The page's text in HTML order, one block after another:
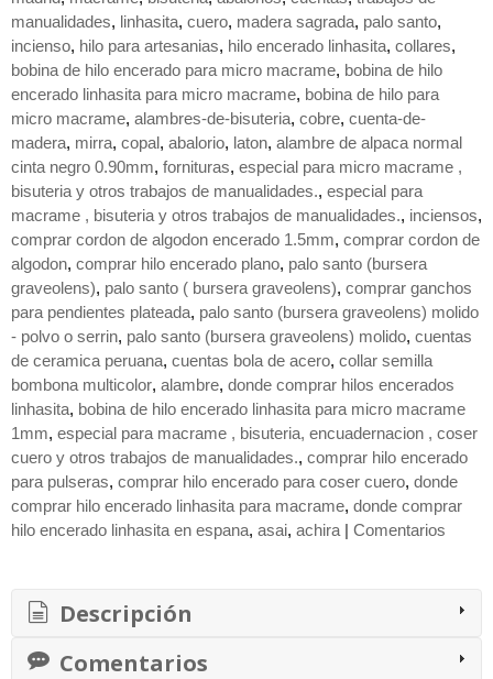
manualidades linhasita cuero madera sagrada palo santo
incienso hilo para artesanias hilo encerado linhasita collares
bobina de hilo encerado para micro macrame bobina de hilo
encerado linhasita para micro macrame bobina de hilo para
micro macrame alambres-de-bisuteria cobre cuenta-de-
madera mirra copal abalorio laton alambre de alpaca normal
cinta negro 0.90mm fornituras especial para micro macrame ,
bisuteria y otros trabajos de manualidades. especial para
macrame , bisuteria y otros trabajos de manualidades. inciensos
comprar cordon de algodon encerado 1.5mm comprar cordon de
algodon comprar hilo encerado plano palo santo (bursera
graveolens) palo santo ( bursera graveolens) comprar ganchos
para pendientes plateada ​palo santo (bursera graveolens) molido
- polvo o serrin
​palo santo (bursera graveolens) molido cuentas
de ceramica peruana cuentas bola de acero collar semilla
bombona multicolor alambre donde comprar hilos encerados
linhasita bobina de hilo encerado linhasita para micro macrame
1mm especial para macrame , bisuteria, encuadernacion , coser
cuero y otros trabajos de manualidades. comprar hilo encerado
para pulseras comprar hilo encerado para coser cuero donde
comprar hilo encerado linhasita para macrame donde comprar
hilo encerado linhasita en espana asai achira | Comentarios
Descripción
Comentarios